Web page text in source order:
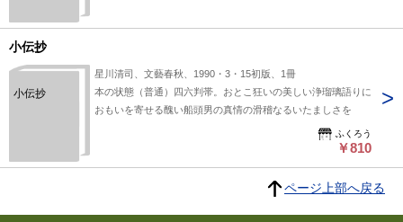
小伝抄
小伝抄
星川清司、文藝春秋、1990・3・15初版、1冊
本の状態（普通）四六判帯。おとこ狂いの美しい浄瑠璃語りに
おもいを寄せる醜い船頭男の真情の滑稽なるいたましさを
ふくろう
￥810
ページ上部へ戻る